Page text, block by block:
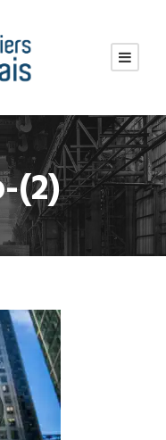
(2)